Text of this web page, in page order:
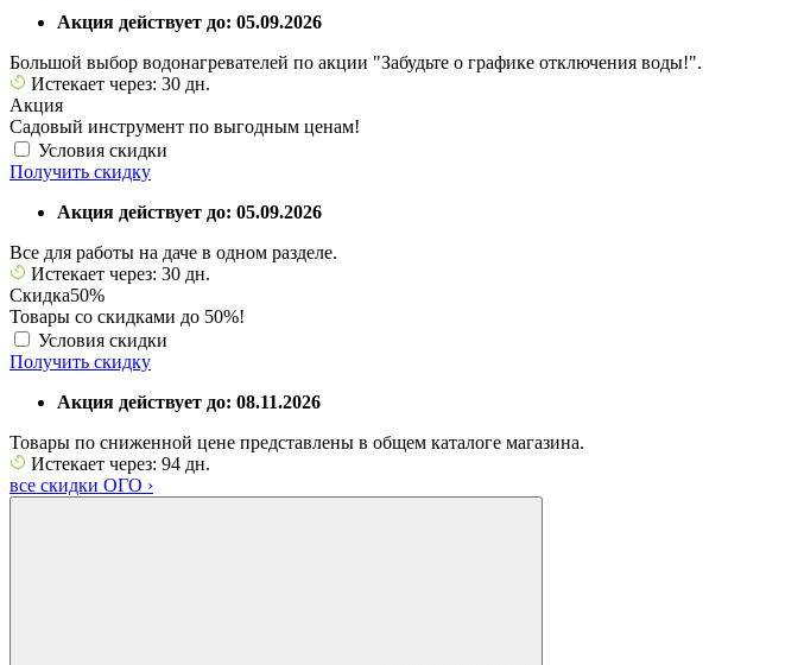
Акция действует до: 05.09.2026
Большой выбор водонагревателей по акции "Забудьте о графике отключения воды!".
Истекает через: 30 дн.
Акция
Садовый инструмент по выгодным ценам!
Условия скидки
Получить скидку
Акция действует до: 05.09.2026
Все для работы на даче в одном разделе.
Истекает через: 30 дн.
Скидка50%
Товары со скидками до 50%!
Условия скидки
Получить скидку
Акция действует до: 08.11.2026
Товары по сниженной цене представлены в общем каталоге магазина.
Истекает через: 94 дн.
все скидки ОГО ›